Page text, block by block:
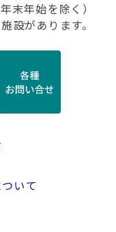
末年始を除く）
設があります。
いて